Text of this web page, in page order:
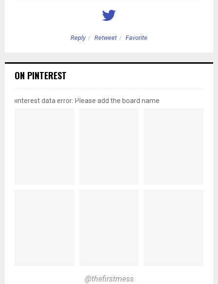
Reply Retweet Favorite
ON PINTEREST
pinterest data error: Please add the board name
@thefirstmess